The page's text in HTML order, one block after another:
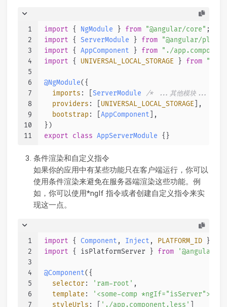
1
2
3
4
5
6
7
8
9
10
11
import { NgModule } from "@angular/core" ;
import { ServerModule } from
"@angular/
import { AppComponent } from
"./
import { UNIVERSAL_LOCAL_STORAGE } from
@NgModule({
imports : [ ServerModule /* ...其他模块... */
providers : [ UNIVERSAL_LOCAL_STORAGE ],
bootstrap : [ AppComponent ],
})
export
class AppServerModule {}
条件渲染和自定义指令
如果你的应用中有某些功能只在客户端运行，你可以
使用条件渲染来避免在服务器端渲染这些功能。例
如，你可以使用*ngIf 指令或者创建自定义指令来实
现这一点。
1
2
3
4
5
6
7
import { Component , Inject , PLATFORM_ID }
import { isPlatformServer } from '@angular/
@Component({
selector : 'ram-root' ,
template :
'<some-comp *ngIf="isServer"></
styleUrls : [ './app.component.less'